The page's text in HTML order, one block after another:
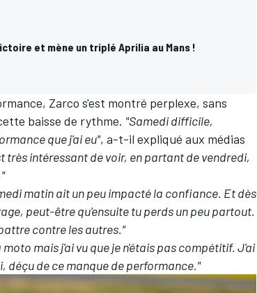
et mène un triplé Aprilia au Mans !
Zarco s'est montré perplexe, sans
baisse de rythme. "Samedi difficile,
que j'ai eu", a-t-il expliqué aux médias
très intéressant de voir, en partant de vendredi,
matin ait un peu impacté la confiance. Et dès
peut-être qu'ensuite tu perds un peu partout.
contre les autres."
mais j'ai vu que je n'étais pas compétitif. J'ai
déçu de ce manque de performance."